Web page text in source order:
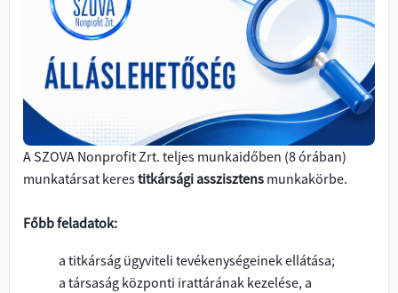
+36
450
titkarsag@szova.hu
A SZOVA Nonprofit Zrt. teljes munkaidőben (8 órában)
munkatársat kerestitkársági asszisztens munkakörbe.
Főbb feladatok:
a titkárság ügyviteli tevékenységeinek ellátása;
a társaság központi irattárának kezelése, a